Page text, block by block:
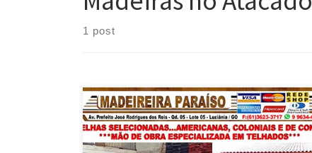
1 post